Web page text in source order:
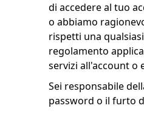
di accedere al tuo
o abbiamo
rispetti una
regolamento
servizi all'account o
Sei responsabile
password o il furto